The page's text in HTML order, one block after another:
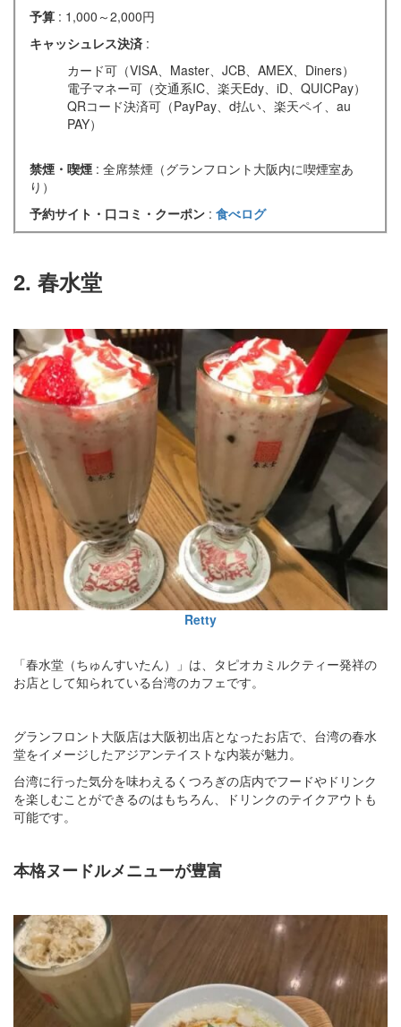
予算 : 1,000～2,000円
キャッシュレス決済 :
カード可（VISA、Master、JCB、AMEX、Diners）
電子マネー可（交通系IC、楽天Edy、iD、QUICPay）
QRコード決済可（PayPay、d払い、楽天ペイ、au
PAY）
禁煙・喫煙 : 全席禁煙（グランフロント大阪内に喫煙室あ
り）
予約サイト・口コミ・クーポン : 食べログ
2. 春水堂
Retty
「春水堂（ちゅんすいたん）」は、タピオカミルクティー発祥の
お店として知られている台湾のカフェです。
グランフロント大阪店は大阪初出店となったお店で、台湾の春水
堂をイメージしたアジアンテイストな内装が魅力。
台湾に行った気分を味わえるくつろぎの店内でフードやドリンク
を楽しむことができるのはもちろん、ドリンクのテイクアウトも
可能です。
本格ヌードルメニューが豊富